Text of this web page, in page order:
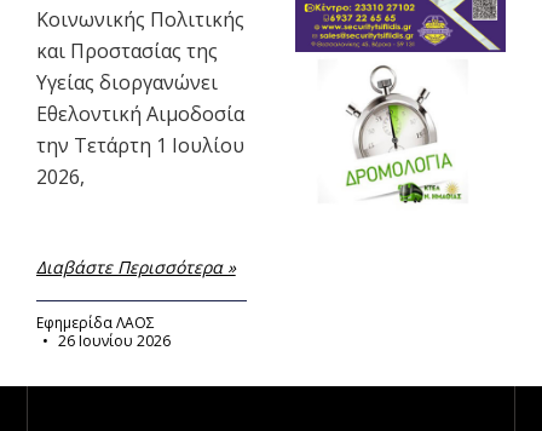
Κοινωνικής Πολιτικής
και Προστασίας της
Υγείας διοργανώνει
Εθελοντική Αιμοδοσία
την Τετάρτη 1 Ιουλίου
2026,
Διαβάστε Περισσότερα »
Εφημερίδα ΛΑΟΣ
26 Ιουνίου 2026